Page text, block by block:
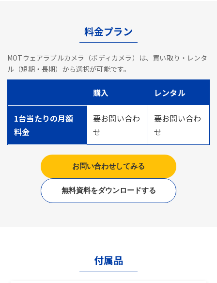
料金プラン
MOTウェアラブルカメラ（ボディカメラ）は、買い取り・レンタ
ル（短期・長期）から選択が可能です。
購入 レンタル
1台当たりの月額
料金
要お問い合わ
せ
要お問い合わ
せ
お問い合わせしてみる
無料資料をダウンロードする
付属品